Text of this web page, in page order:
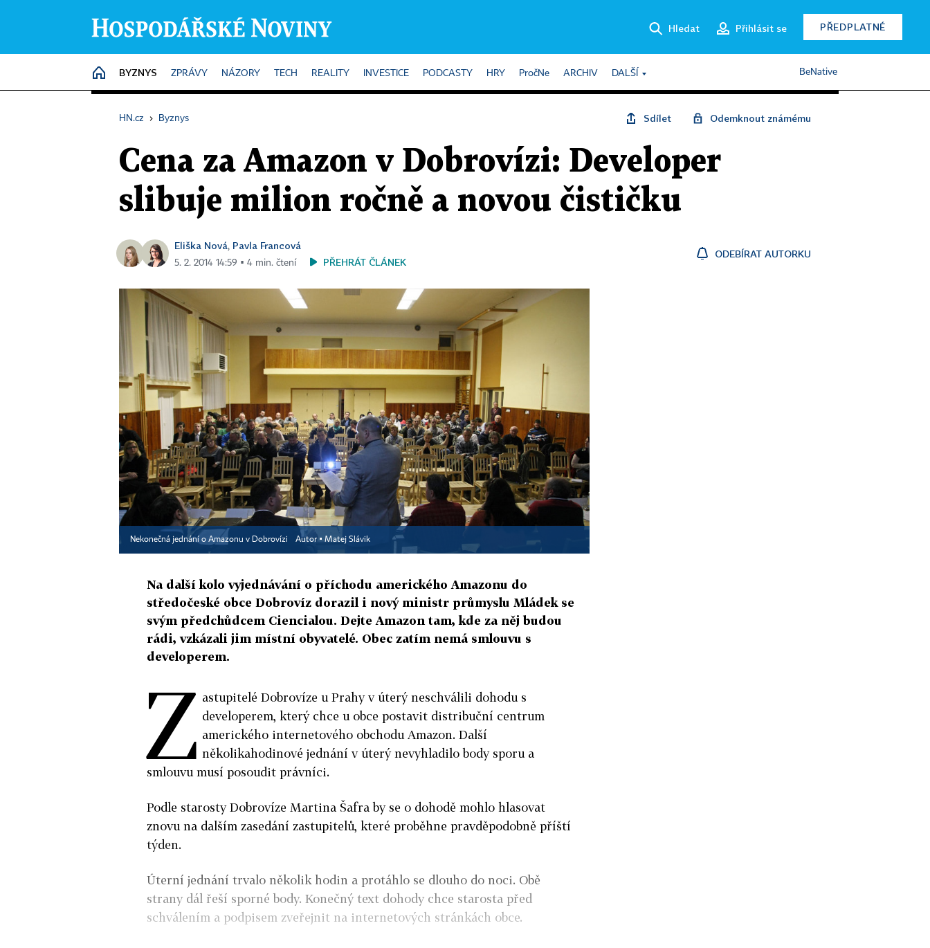
Hledat Přihlásit se PŘEDPLATNÉ
HOME
BYZNYS ZPRÁVY NÁZORY TECH REALITY INVESTICE PODCASTY HRY PročNe ARCHIV DALŠÍ BeNative
HN.cz › Byznys Sdílet Odemknout známému
Cena za Amazon v Dobrovízi: Developer
slibuje milion ročně a novou čističku
Eliška Nová, Pavla Francová
5. 2. 2014 14:59 ▪ 4 min. čtení PŘEHRÁT ČLÁNEK
ODEBÍRAT AUTORKU
Nekonečná jednání o Amazonu v Dobrovízi Autor ▪ Matej Slávik
Na další kolo vyjednávání o příchodu amerického Amazonu do
středočeské obce Dobrovíz dorazil i nový ministr průmyslu Mládek se
svým předchůdcem Ciencialou. Dejte Amazon tam, kde za něj budou
rádi, vzkázali jim místní obyvatelé. Obec zatím nemá smlouvu s
developerem.
Z astupitelé Dobrovíze u Prahy v úterý neschválili dohodu s
developerem, který chce u obce postavit distribuční centrum
amerického internetového obchodu Amazon. Další
několikahodinové jednání v úterý nevyhladilo body sporu a
smlouvu musí posoudit právníci.
Podle starosty Dobrovíze Martina Šafra by se o dohodě mohlo hlasovat
znovu na dalším zasedání zastupitelů, které proběhne pravděpodobně příští
týden.
Úterní jednání trvalo několik hodin a protáhlo se dlouho do noci. Obě
strany dál řeší sporné body. Konečný text dohody chce starosta před
schválením a podpisem zveřejnit na internetových stránkách obce.